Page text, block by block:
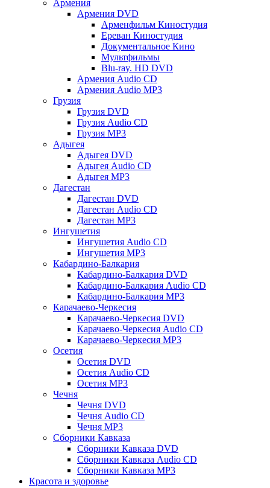
Армения
Армения DVD
Арменфильм Киностудия
Ереван Киностудия
Документальное Кино
Мультфильмы
Blu-ray. HD DVD
Армения Audio CD
Армения Audio MP3
Грузия
Грузия DVD
Грузия Audio CD
Грузия MP3
Адыгея
Адыгея DVD
Адыгея Audio CD
Адыгея MP3
Дагестан
Дагестан DVD
Дагестан Audio CD
Дагестан MP3
Ингушетия
Ингушетия Audio CD
Ингушетия MP3
Кабардино-Балкария
Кабардино-Балкария DVD
Кабардино-Балкария Audio CD
Кабардино-Балкария MP3
Карачаево-Черкесия
Карачаево-Черкесия DVD
Карачаево-Черкесия Audio CD
Карачаево-Черкесия MP3
Осетия
Осетия DVD
Осетия Audio CD
Осетия MP3
Чечня
Чечня DVD
Чечня Audio CD
Чечня MP3
Сборники Кавказа
Сборники Кавказа DVD
Сборники Кавказа Audio CD
Сборники Кавказа MP3
Красота и здоровье